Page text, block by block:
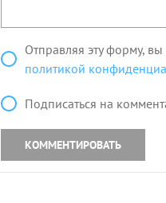
Отправляя эту форму, вы
политикой
Подписаться на
КОММЕНТИРОВАТЬ